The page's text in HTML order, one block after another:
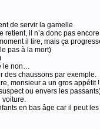
de servir la gamelle
retient, il n’a donc pas
il tire, mais ça
pas à la mort)
le non…
des chaussons par exemple.
monsieur a un gros appétit !
ou envers les
voiture.
en bas âge car il peut